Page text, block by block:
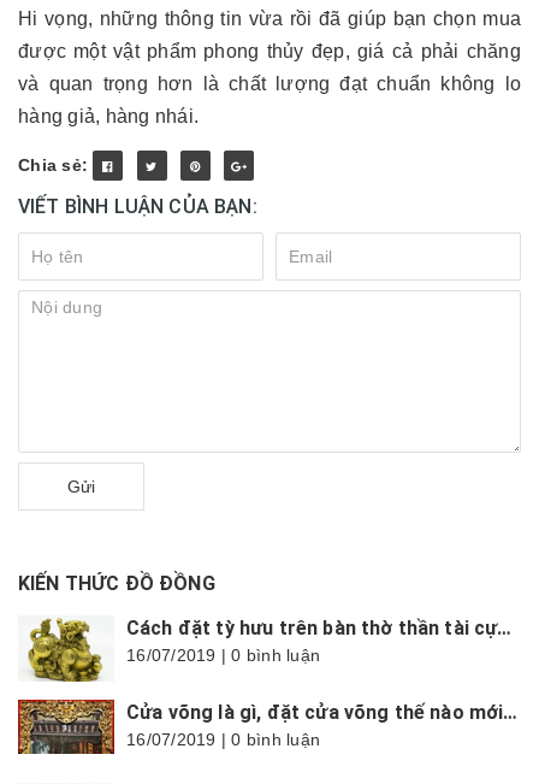
Hi vọng, những thông tin vừa rồi đã giúp bạn chọn mua
được một vật phẩm phong thủy đẹp, giá cả phải chăng
và quan trọng hơn là chất lượng đạt chuẩn không lo
hàng giả, hàng nhái.
Chia sẻ:
VIẾT BÌNH LUẬN CỦA BẠN:
Gửi
KIẾN THỨC ĐỒ ĐỒNG
Cách đặt tỳ hưu trên bàn thờ thần tài cực chuẩn, hợp phong thủy
16/07/2019 | 0 bình luận
Cửa võng là gì, đặt cửa võng thế nào mới đúng?
16/07/2019 | 0 bình luận